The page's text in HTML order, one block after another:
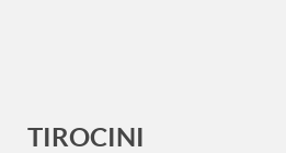
TIROCINI